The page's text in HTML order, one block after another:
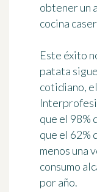
obtener un
cocina
Este éxito
patata
cotidiano,
que el 98%
que el 62%
menos una
consumo
por año.